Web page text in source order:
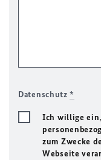
Datenschutz*
Ich willige
zum Zwecke
Webseite